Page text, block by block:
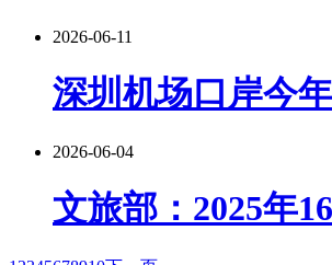
2026-06-11
深圳机场口岸今
2026-06-04
文旅部：2025年